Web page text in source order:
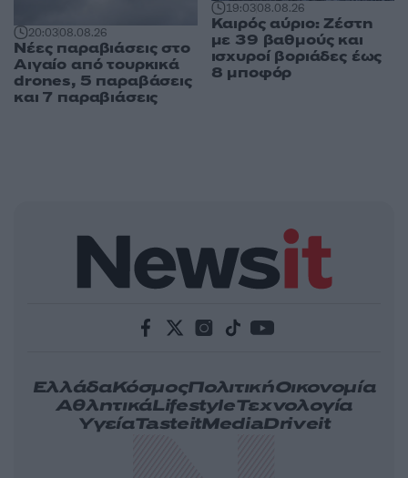
20:0308.08.26
Νέες παραβιάσεις στο
Αιγαίο από τουρκικά
drones, 5 παραβάσεις
και 7 παραβιάσεις
19:0308.08.26
Καιρός αύριο: Ζέστη
με 39 βαθμούς και
ισχυροί βοριάδες έως
8 μποφόρ
ΕλλάδαΚόσμοςΠολιτικήΟικονομία
ΑθλητικάLifestyleΤεχνολογία
ΥγείαTasteitMediaDriveit